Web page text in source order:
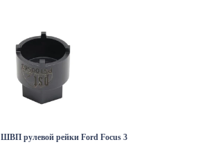
рулевой рейки Ford Focus 3